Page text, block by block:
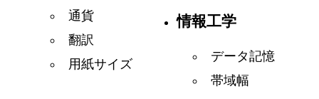
通貨
翻訳
用紙サイズ
情報工学
データ記憶
帯域幅